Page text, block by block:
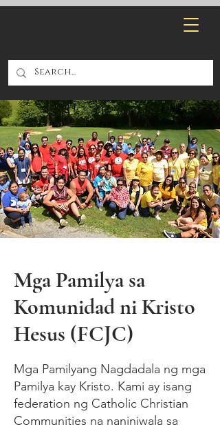
Mga Pamilya sa
Komunidad ni Kristo
Hesus (FCJC)
Mga Pamilyang Nagdadala ng mga
Pamilya kay Kristo. Kami ay isang
federation ng Catholic Christian
Communities na naniniwala sa